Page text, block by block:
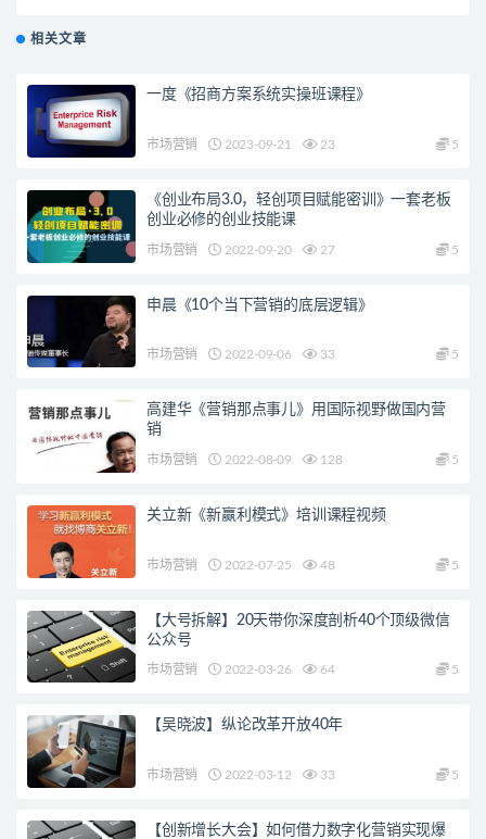
相关文章
一度《招商方案系统实操班课程》
市场营销 2023-09-21 23 5
《创业布局3.0，轻创项目赋能密训》一套老板
创业必修的创业技能课
市场营销 2022-09-20 27 5
申晨《10个当下营销的底层逻辑》
市场营销 2022-09-06 33 5
高建华《营销那点事儿》用国际视野做国内营
销
市场营销 2022-08-09 128 5
关立新《新赢利模式》培训课程视频
市场营销 2022-07-25 48 5
【大号拆解】20天带你深度剖析40个顶级微信
公众号
市场营销 2022-03-26 64 5
【吴晓波】纵论改革开放40年
市场营销 2022-03-12 33 5
【创新增长大会】如何借力数字化营销实现爆